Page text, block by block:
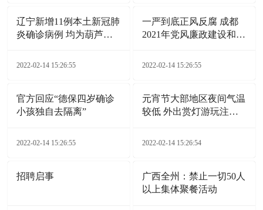
辽宁新增11例本土新冠肺
炎确诊病例 均为葫芦岛
2022-02-14 15:26:55
一严到底正风反腐 成都
2021年党风廉政建设和反
2022-02-14 15:26:55
官方回应“德保四岁确诊
小孩独自去隔离”
2022-02-14 15:26:55
元宵节大部地区夜间气温
较低 外出赏灯游玩注意
2022-02-14 15:26:54
招聘启事
广西全州：禁止一切50人
以上集体聚餐活动